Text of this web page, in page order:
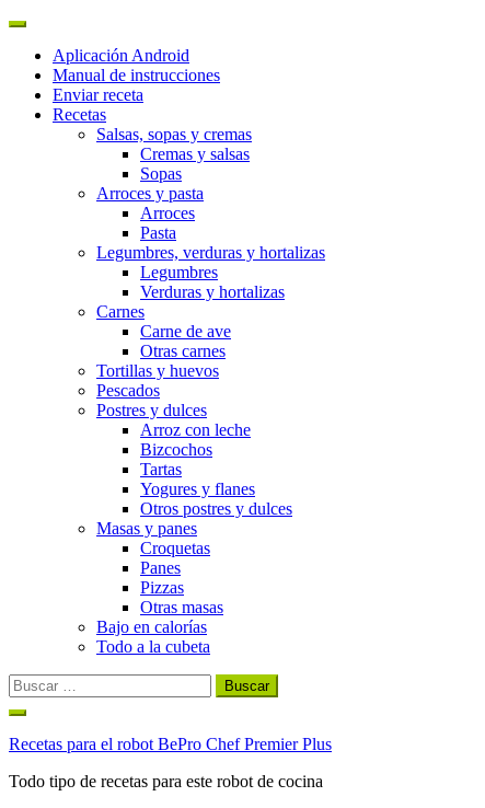
Aplicación Android
Manual de instrucciones
Enviar receta
Recetas
Salsas, sopas y cremas
Cremas y salsas
Sopas
Arroces y pasta
Arroces
Pasta
Legumbres, verduras y hortalizas
Legumbres
Verduras y hortalizas
Carnes
Carne de ave
Otras carnes
Tortillas y huevos
Pescados
Postres y dulces
Arroz con leche
Bizcochos
Tartas
Yogures y flanes
Otros postres y dulces
Masas y panes
Croquetas
Panes
Pizzas
Otras masas
Bajo en calorías
Todo a la cubeta
Buscar:
Ir
contenido
Recetas para el robot BePro Chef Premier Plus
Todo tipo de recetas para este robot de cocina